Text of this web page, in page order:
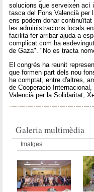
solucions que serveixen ací
tasca del Fons Valencià per
ens podem donar
les administracions locals
facilita fer arribar ajuda a
complicat com ha
de Gaza". "No es tracta
El congrés ha reunit
que formen part dels nou
ha comptat, entre d'altres,
de Cooperació
Valencià per la Solidaritat,
Galeria multimèdia
Imatges